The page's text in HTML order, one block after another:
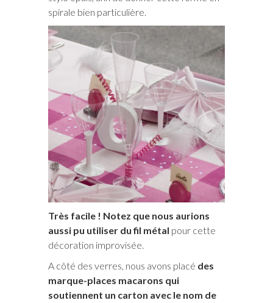
spirale bien particulière.
Très facile ! Notez que nous aurions
aussi pu utiliser du fil métal pour cette
décoration improvisée.
A côté des verres, nous avons placé des
marque-places macarons qui
soutiennent un carton avec le nom de